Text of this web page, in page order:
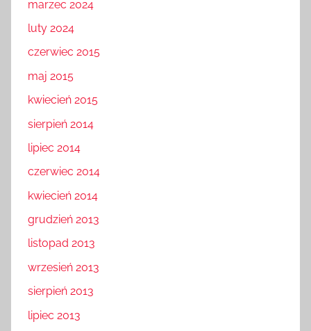
marzec 2024
luty 2024
czerwiec 2015
maj 2015
kwiecień 2015
sierpień 2014
lipiec 2014
czerwiec 2014
kwiecień 2014
grudzień 2013
listopad 2013
wrzesień 2013
sierpień 2013
lipiec 2013